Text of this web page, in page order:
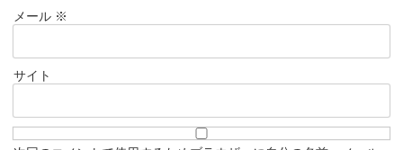
メール ※
サイト